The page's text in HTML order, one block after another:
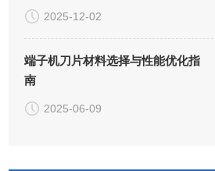
会现场！直击视野！
2025-12-02
端子机刀片材料选择与性能优化指
南
2025-06-09